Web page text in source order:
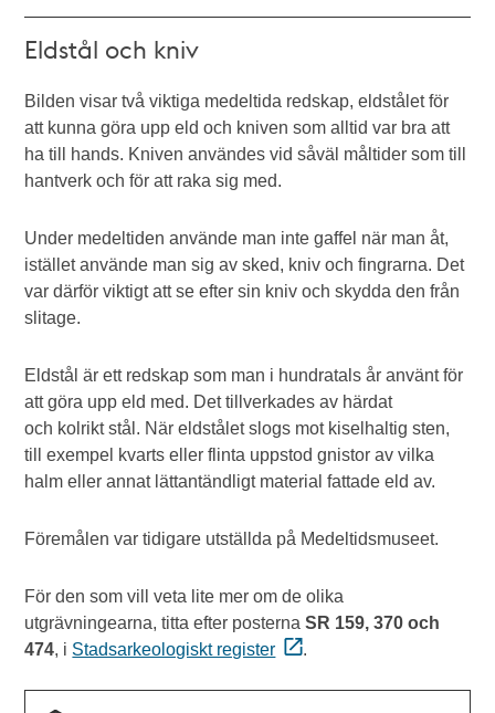
Eldstål och kniv
Bilden visar två viktiga medeltida redskap, eldstålet för
att kunna göra upp eld och kniven som alltid var bra att
ha till hands. Kniven användes vid såväl måltider som till
hantverk och för att raka sig med.
Under medeltiden använde man inte gaffel när man åt,
istället använde man sig av sked, kniv och fingrarna. Det
var därför viktigt att se efter sin kniv och skydda den från
slitage.
Eldstål är ett redskap som man i hundratals år använt för
att göra upp eld med. Det tillverkades av härdat
och kolrikt stål. När eldstålet slogs mot kiselhaltig sten,
till exempel kvarts eller flinta uppstod gnistor av vilka
halm eller annat lättantändligt material fattade eld av.
Föremålen var tidigare utställda på Medeltidsmuseet.
För den som vill veta lite mer om de olika
utgrävningearna, titta efter posternaSR 159, 370 och
474, i Stadsarkeologiskt register .